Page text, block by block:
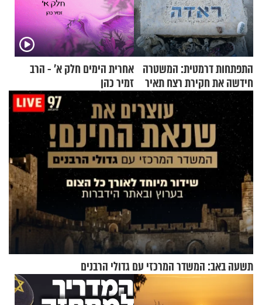
התפתחות דרמטית: המשטרה
חידשה את חקירת רצח תאיר
ראדה
אחרית הימים חלק א’ - הרב
זמיר כהן
תשעה באב: המשדר המרכזי עם גדולי הרבנים